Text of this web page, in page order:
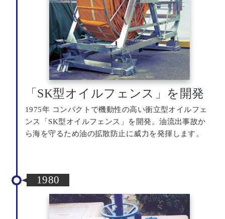
「SK型オイルフェンス」を開発
1975年 コンパクトで機動性の高い衝立型オイルフェ
ンス「SK型オイルフェンス」を開発。油流出事故か
ら海を守るため油の拡散防止に威力を発揮します。
1980